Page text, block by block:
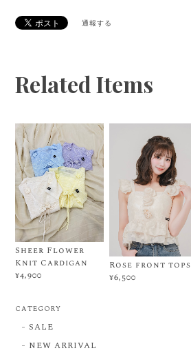
通報する
Related Items
Sheer Flower
Knit Cardigan
¥4,900
Rose front tops
¥6,500
CATEGORY
SALE
NEW ARRIVAL